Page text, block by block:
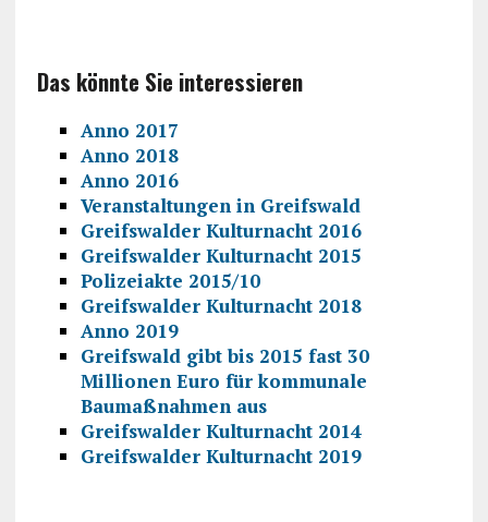
Das könnte Sie interessieren
Anno 2017
Anno 2018
Anno 2016
Veranstaltungen in Greifswald
Greifswalder Kulturnacht 2016
Greifswalder Kulturnacht 2015
Polizeiakte 2015/10
Greifswalder Kulturnacht 2018
Anno 2019
Greifswald gibt bis 2015 fast 30
Millionen Euro für kommunale
Baumaßnahmen aus
Greifswalder Kulturnacht 2014
Greifswalder Kulturnacht 2019